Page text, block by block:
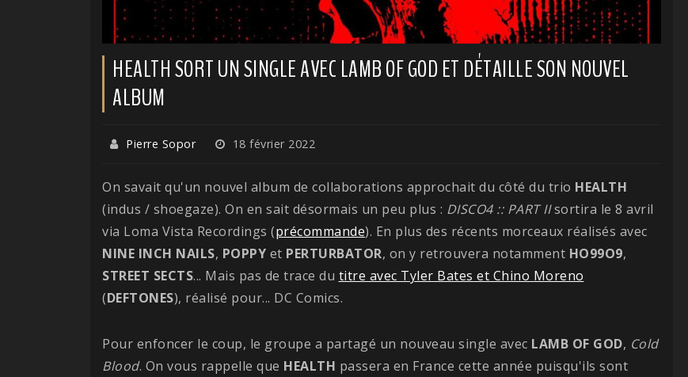
HEALTH SORT UN SINGLE AVEC LAMB OF GOD ET DÉTAILLE SON NOUVEL
ALBUM
Pierre Sopor 18 février 2022
On savait qu'un nouvel album de collaborations approchait du côté du trio HEALTH
(indus / shoegaze). On en sait désormais un peu plus : DISCO4 :: PART IIsortira le 8 avril
via Loma Vista Recordings (précommande). En plus des récents morceaux réalisés avec
NINE INCH NAILS, POPPY et PERTURBATOR, on y retrouvera notamment HO99O9,
STREET SECTS... Mais pas de trace du titre avec Tyler Bates et Chino Moreno
(DEFTONES), réalisé pour... DC Comics.
Pour enfoncer le coup, le groupe a partagé un nouveau single avec LAMB OF GOD, Cold
Blood. On vous rappelle que HEALTH passera en France cette année puisqu'ils sont